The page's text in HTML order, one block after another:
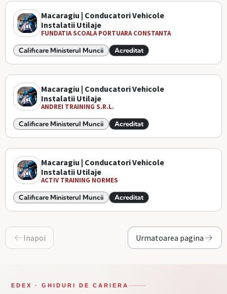
Macaragiu | Conducatori Vehicole
Instalatii Utilaje
FUNDATIA SCOALA PORTUARA CONSTANTA
Calificare Ministerul Muncii Acreditat
Macaragiu | Conducatori Vehicole
Instalatii Utilaje
ANDREI TRAINING S.R.L.
Calificare Ministerul Muncii Acreditat
Macaragiu | Conducatori Vehicole
Instalatii Utilaje
ACTIV TRAINING NORMES
Calificare Ministerul Muncii Acreditat
Inapoi Urmatoarea pagina
EDEX · GHIDURI DE CARIERA